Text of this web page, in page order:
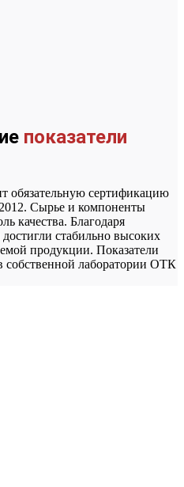
показатели
обязательную сертификацию
Сырье и компоненты
качества. Благодаря
стабильно высоких
продукции. Показатели
лаборатории ОТК